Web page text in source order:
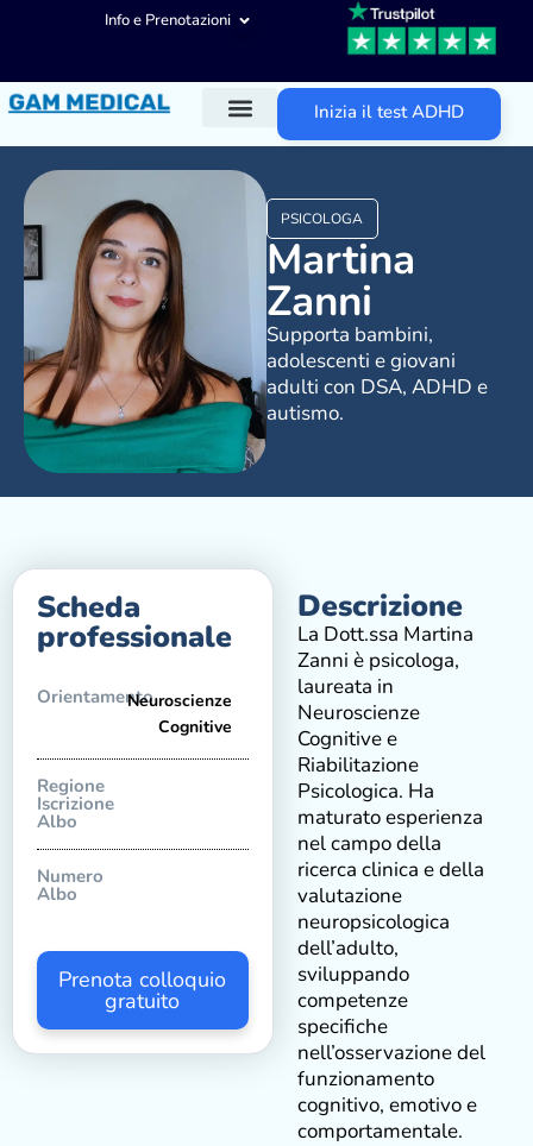
Info e Prenotazioni
Inizia il test ADHD
PSICOLOGA
Martina
Zanni
Supporta bambini,
adolescenti e giovani
adulti con DSA, ADHD e
autismo.
Scheda
professionale
OrientamentoNeuroscienze
Cognitive
Regione
Iscrizione
Albo
Numero
Albo
Prenota colloquio
gratuito
Descrizione
La Dott.ssa Martina
Zanni è psicologa,
laureata in
Neuroscienze
Cognitive e
Riabilitazione
Psicologica. Ha
maturato esperienza
nel campo della
ricerca clinica e della
valutazione
neuropsicologica
dell’adulto,
sviluppando
competenze
specifiche
nell’osservazione del
funzionamento
cognitivo, emotivo e
comportamentale.